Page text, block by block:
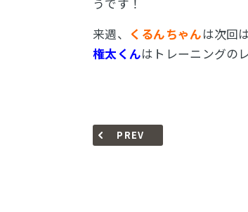
来週、 くるんちゃんは次回
権太くんはトレーニングの
PREV